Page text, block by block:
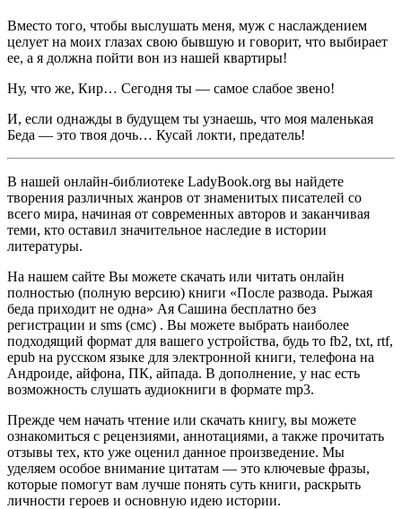
Вместо того, чтобы выслушать меня, муж с наслаждением
целует на моих глазах свою бывшую и говорит, что выбирает
ее, а я должна пойти вон из нашей квартиры!
Ну, что же, Кир… Сегодня ты — самое слабое звено!
И, если однажды в будущем ты узнаешь, что моя маленькая
Беда — это твоя дочь… Кусай локти, предатель!
В нашей онлайн-библиотеке LadyBook.org вы найдете
творения различных жанров от знаменитых писателей со
всего мира, начиная от современных авторов и заканчивая
теми, кто оставил значительное наследие в истории
литературы.
На нашем сайте Вы можете скачать или читать онлайн
полностью (полную версию) книги «После развода. Рыжая
беда приходит не одна» Ая Сашина бесплатно без
регистрации и sms (смс) . Вы можете выбрать наиболее
подходящий формат для вашего устройства, будь то fb2, txt, rtf,
epub на русском языке для электронной книги, телефона на
Андроиде, айфона, ПК, айпада. В дополнение, у нас есть
возможность слушать аудиокниги в формате mp3.
Прежде чем начать чтение или скачать книгу, вы можете
ознакомиться с рецензиями, аннотациями, а также прочитать
отзывы тех, кто уже оценил данное произведение. Мы
уделяем особое внимание цитатам — это ключевые фразы,
которые помогут вам лучше понять суть книги, раскрыть
личности героев и основную идею истории.